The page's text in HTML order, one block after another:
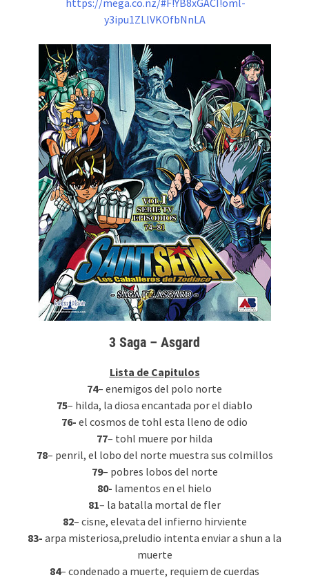
https://mega.co.nz/#F!YB8xGACI!oml-
y3ipu1ZLlVKOfbNnLA
3 Saga – Asgard
Lista de Capitulos
74– enemigos del polo norte
75– hilda, la diosa encantada por el diablo
76- el cosmos de tohl esta lleno de odio
77– tohl muere por hilda
78– penril, el lobo del norte muestra sus colmillos
79– pobres lobos del norte
80- lamentos en el hielo
81– la batalla mortal de fler
82– cisne, elevata del infierno hirviente
83- arpa misteriosa,preludio intenta enviar a shun a la
muerte
84– condenado a muerte, requiem de cuerdas